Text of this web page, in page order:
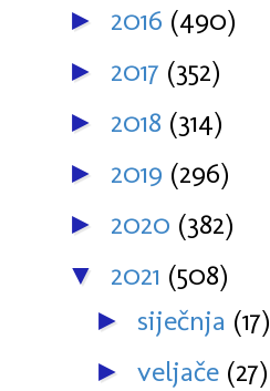
► 2016 (490)
► 2017 (352)
► 2018 (314)
► 2019 (296)
► 2020 (382)
▼ 2021 (508)
► siječnja (17)
► veljače (27)